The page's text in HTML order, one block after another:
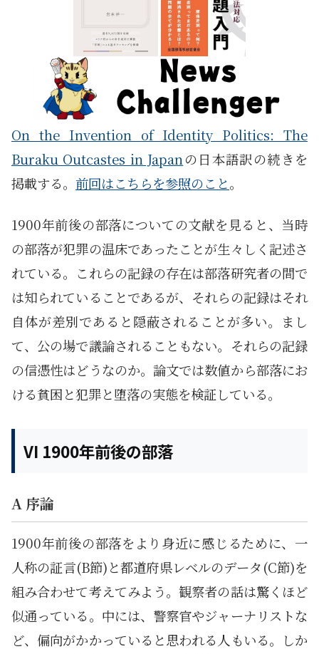
On the Invention of Identity Politics: The
Buraku Outcastes in Japanの日本語訳の続きを
掲載する。 前回はこちらを参照のこと。
1900年前後の部落についての文献を見ると、当時
の部落が犯罪の温床であったことが生々しく記述さ
れている。これらの記録の存在は部落研究者の間で
は知られていることであるが、それらの記録はそれ
自体が差別であると隠蔽されることが多い。まし
て、公の場で議論されることもない。それらの記録
の信憑性はどうなのか。論文では数値から部落にお
ける貧困と犯罪と堕落の実態を検証している。
VI 1900年前後の部落
A 序論
1900年前後の部落をより身近に感じるために、一
人称の証言(B節)と都道府県レベルのデータ(C節)を
組み合わせて考えてみよう。観察者の話は驚くほど
似通っている。中には、警察官やジャーナリストな
ど、偏向がかかっていると思われる人もいる。しか